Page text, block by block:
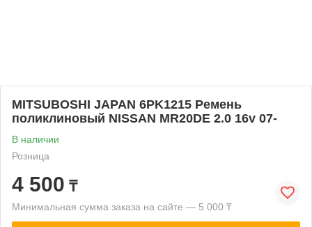
MITSUBOSHI JAPAN 6PK1215 Ремень
поликлиновый NISSAN MR20DE 2.0 16v 07-
В наличии
Розница
4 500 ₸
Минимальная сумма заказа на сайте — 5 000 ₸